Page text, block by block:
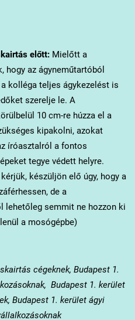
előtt:Mielőtt a
hogy az ágyneműtartóból
kolléga teljes ágykezelést is
szerelje le. A
10 cm-re húzza el a
kipakolni, azokat
íróasztalról a fontos
tegye védett helyre.
készüljön elő úgy, hogy a
de a
lehetőleg semmit ne hozzon ki
a mosógépbe)
cégeknek, Budapest 1.
Budapest 1. kerület
Budapest 1. kerület ágyi